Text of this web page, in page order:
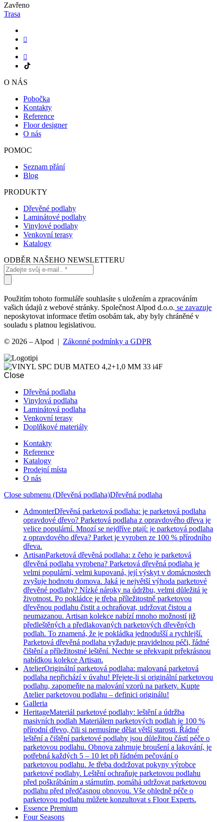
Zavřeno
Trasa
O NÁS
Pobočka
Kontakty
Reference
Floor designer
O nás
POMOC
Seznam přání
Blog
PRODUKTY
Dřevěné podlahy
Laminátové podlahy
Vinylové podlahy
Venkovní terasy
Katalogy
ODBĚR NAŠEHO NEWSLETTERU
Použitím tohoto formuláře souhlasíte s uložením a zpracováním
vašich údajů z webové stránky. Společnost Alpod d.o.o. se zavazuje
neposkytovat informace třetím osobám tak, aby byly chráněné v
souladu s platnou legislativou.
© 2026 – Alpod | Zákonné podmínky a GDPR
Close
Dřevěná podlaha
Vinylová podlaha
Laminátová podlaha
Venkovní terasy
Doplňkové materiály
Kontakty
Reference
Katalogy
Prodejní místa
O nás
Close submenu (Dřevěná podlaha)Dřevěná podlaha
AdmonterDřevěná parketová podlaha: je parketová podlaha
opravdové dřevo? Parketová podlaha z opravdového dřeva je
velice populární. Mnozí se nejdříve ptají: je parketová podlaha
z opravdového dřeva? Parket je vyroben ze 100 % přírodního
dřeva.
ArtisanParketová dřevěná podlaha: z čeho je parketová
dřevěná podlaha vyrobena? Parketová dřevěná podlaha je
velmi populární, velmi kupovaná, její výskyt v domácnostech
zvyšuje hodnotu domova. Jaká je největší výhoda parketové
dřevěné podlahy? Nízké nároky na údržbu, velmi důležitá je
životnost. Po pokládce je třeba příležitostně parketovou
dřevěnou podlahu čistit a ochraňovat, udržovat čistou a
neumazanou. Artisan kolekce nabízí mnoho možností již
předleštěných a předlakovaných parketových dřevěných
podlah. To znamená, že je pokládka jednodušší a rychlejší.
Parketová dřevěná podlaha vyžaduje pravidelnou péči, řádné
čištění a příležitostné leštění. Nechte se překvapit prřekrásnou
nabídkou kolekce Artisan.
AtelierOriginální parketová podlaha: malovaná parketová
podlaha nepřichází v úvahu! Přejete-li si originální parketovou
podlahu, zapomeňte na malování vzorů na parkety. Kupte
Atelier parketovou podlahu – definici originálu!
Galleria
HeritageMateriál parketové podlahy: leštění a údržba
masivních podlah Materiálem parketových podlah je 100 %
přírodní dřevo, čili si nemusíme dělat větší starosti. Řádné
leštění a čištění parketové podlahy jsou důležitou částí péče o
parketovou podlahu. Obnova zahrnuje broušení a lakování, je
potřebná každých 5 – 10 let při řádném pečování o
parketovou podlahu. Je třeba dodržovat pokyny výrobce
parketové podlahy. Leštění ochraňuje parketovou podlahu
před poškrábáním a stárnutím, pomáhá udržovat parketovou
podlahu před předčasnou obnovou. Vše ohledně péče o
parketovou podlahu můžete konzultovat s Floor Experts.
Essence Premium
Four Seasons